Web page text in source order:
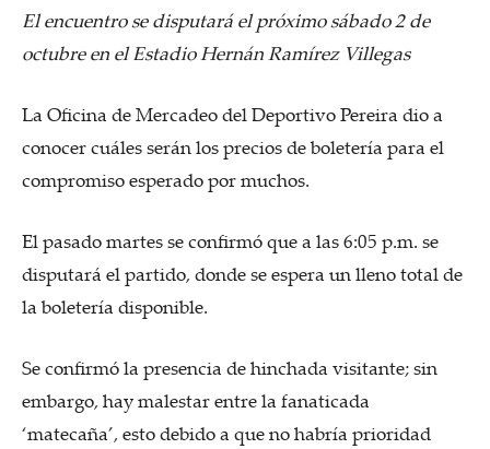
El encuentro se disputará el próximo sábado 2 de
octubre en el Estadio Hernán Ramírez Villegas
La Oficina de Mercadeo del Deportivo Pereira dio a
conocer cuáles serán los precios de boletería para el
compromiso esperado por muchos.
El pasado martes se confirmó que a las 6:05 p.m. se
disputará el partido, donde se espera un lleno total de
la boletería disponible.
Se confirmó la presencia de hinchada visitante; sin
embargo, hay malestar entre la fanaticada
‘matecaña’, esto debido a que no habría prioridad